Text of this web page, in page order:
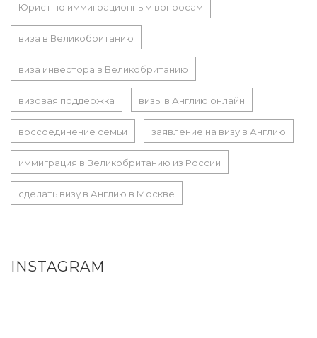
Юрист по иммиграционным вопросам
виза в Великобританию
виза инвестора в Великобританию
визовая поддержка визы в Англию онлайн
воссоединение семьи заявление на визу в Англию
иммиграция в Великобританию из России
сделать визу в Англию в Москве
INSTAGRAM